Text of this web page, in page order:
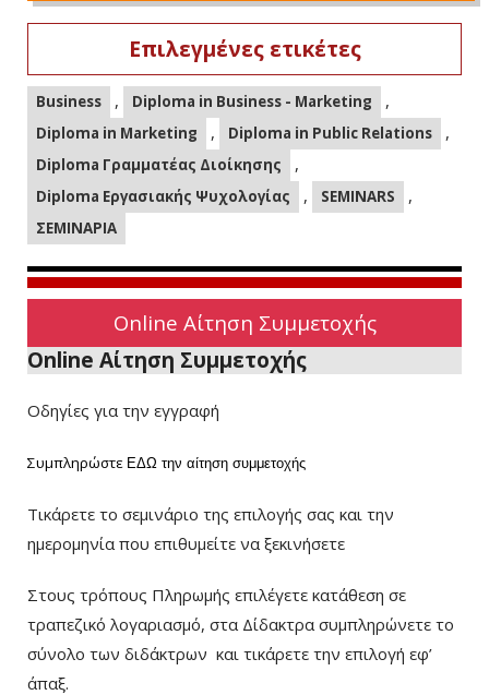
Επιλεγμένες ετικέτες
Business , Diploma in Business - Marketing ,
Diploma in Marketing , Diploma in Public Relations ,
Diploma Γραμματέας Διοίκησης ,
Diploma Εργασιακής Ψυχολογίας , SEMINARS ,
ΣΕΜΙΝΑΡΙΑ
Online Αίτηση Συμμετοχής
Online Αίτηση Συμμετοχής
Οδηγίες για την εγγραφή
Συμπληρώστε ΕΔΩ την αίτηση συμμετοχής
Τικάρετε το σεμινάριο της επιλογής σας και την
ημερομηνία που επιθυμείτε να ξεκινήσετε
Στους τρόπους Πληρωμής επιλέγετε κατάθεση σε
τραπεζικό λογαριασμό, στα Δίδακτρα συμπληρώνετε το
σύνολο των διδάκτρων και τικάρετε την επιλογή εφ’
άπαξ.